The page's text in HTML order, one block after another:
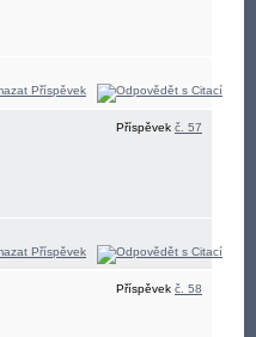
Příspěvek č. 57
Příspěvek č. 58